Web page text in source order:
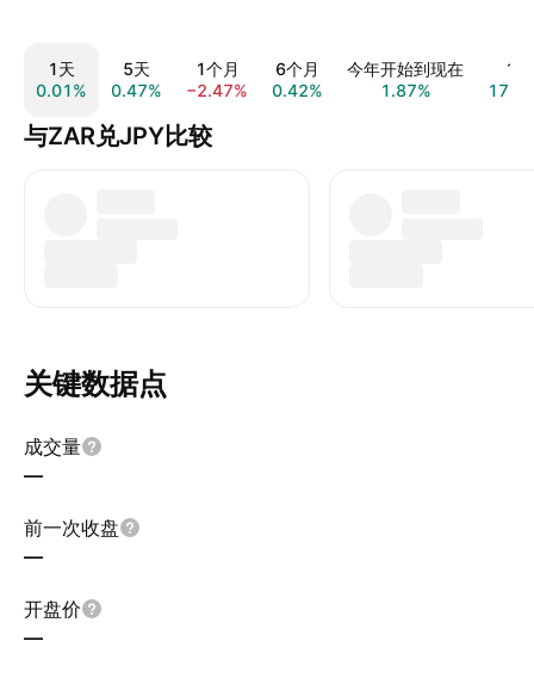
1天
0.01%
5天
0.47%
1个月
−2.47%
6个月
0.42%
今年开始到现在
1.87%
1年
与ZAR兑JPY比较
关键数据点
成交量
—
前一次收盘
—
开盘价
—